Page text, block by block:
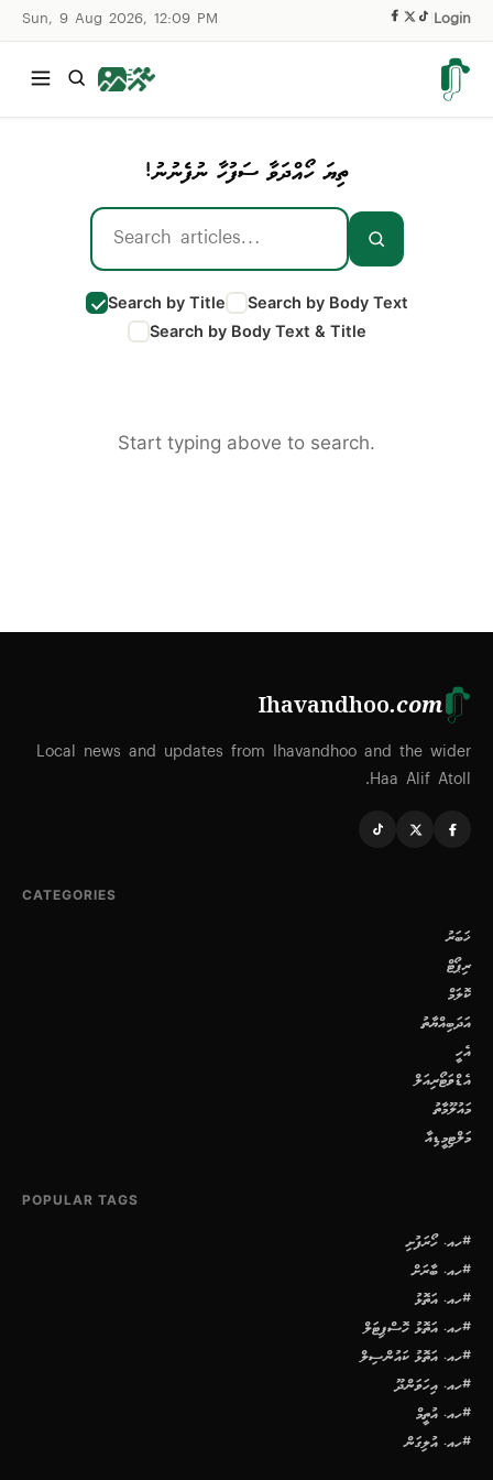
Sun, 9 Aug 2026, 12:09 PM Login
ތިޔަ ހޯއްދަވާ ސަފުހާ ނުފެނުނު!
Search by Title
Search by Body Text
Search by Body Text & Title
Start typing above to search.
Ihavandhoo.com
Local news and updates from Ihavandhoo and the wider
Haa Alif Atoll.
CATEGORIES
ޚަބަރު
ރިޕޯޓް
ކޮލަމް
އަދަބިއްޔާތު
އެހީ
އެޑްވަޓޯރިއަލް
މައުލޫމާތު
މަލްޓިމީޑިއާ
POPULAR TAGS
#ހއ. ހޯރަފުށި
#ހއ. ބާރަށް
#ހއ. އަތޮޅު
#ހއ. އަތޮޅު ހޮސްޕިޓަލް
#ހއ. އަތޮޅު ކައުންސިލް
#ހއ. އިހަވަންދޫ
#ހއ. އުތީމް
#ހއ. އުލިގަން